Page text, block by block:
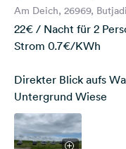
Burhave
Am Deich, 26969,
22€ / Nacht für 2
Strom 0.7€/KWh
Direkter Blick aufs
Untergrund Wiese